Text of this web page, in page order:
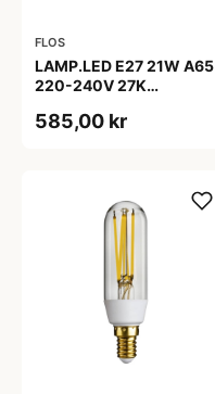
FLOS
LAMP.LED E27 21W A65
220-240V 27K
585,00 kr